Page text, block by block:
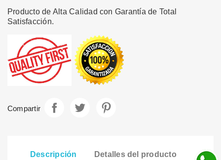
Producto de Alta Calidad con Garantía de Total
Satisfacción.
Compartir
Descripción Detalles del producto